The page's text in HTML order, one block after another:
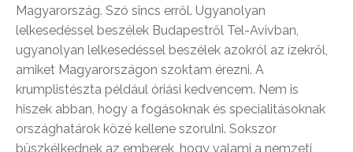
Magyarország. Szó sincs erről. Ugyanolyan
lelkesedéssel beszélek Budapestről Tel-Avivban,
ugyanolyan lelkesedéssel beszélek azokról az ízekről,
amiket Magyarországon szoktam érezni. A
krumplistészta például óriási kedvencem. Nem is
hiszek abban, hogy a fogásoknak és specialitásoknak
országhatárok közé kellene szorulni. Sokszor
büszkélkednek az emberek, hogy valami a nemzeti